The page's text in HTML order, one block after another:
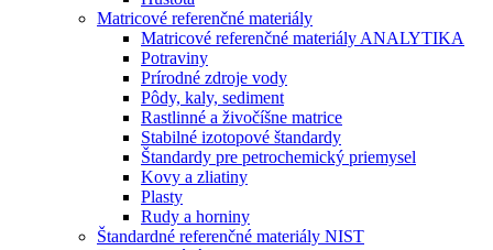
Matricové referenčné materiály
Matricové referenčné materiály ANALYTIKA
Potraviny
Prírodné zdroje vody
Pôdy, kaly, sediment
Rastlinné a živočíšne matrice
Stabilné izotopové štandardy
Štandardy pre petrochemický priemysel
Kovy a zliatiny
Plasty
Rudy a horniny
Štandardné referenčné materiály NIST